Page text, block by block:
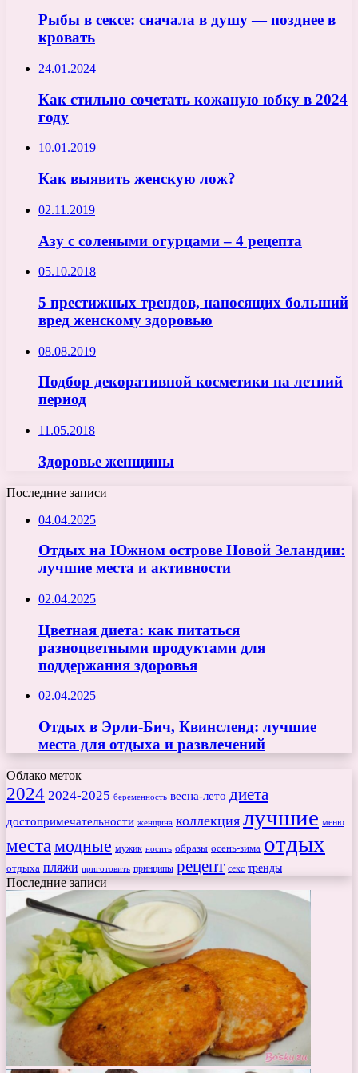
Рыбы в сексе: сначала в душу — позднее в
кровать
24.01.2024
Как стильно сочетать кожаную юбку в 2024
году
10.01.2019
Как выявить женскую лож?
02.11.2019
Азу с солеными огурцами – 4 рецепта
05.10.2018
5 престижных трендов, наносящих больший
вред женскому здоровью
08.08.2019
Подбор декоративной косметики на летний
период
11.05.2018
Здоровье женщины
Последние записи
04.04.2025
Отдых на Южном острове Новой Зеландии:
лучшие места и активности
02.04.2025
Цветная диета: как питаться
разноцветными продуктами для
поддержания здоровья
02.04.2025
Отдых в Эрли-Бич, Квинсленд: лучшие
места для отдыха и развлечений
Облако меток
2024 2024-2025 беременность весна-лето диета
достопримечательности женщина коллекция лучшие меню
места модные мужик носить образы осень-зима отдых
отдыха пляжи приготовить принципы рецепт секс тренды
Последние записи